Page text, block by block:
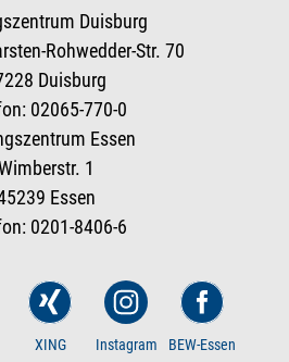
Duisburg
Rohwedder-Str. 70
Duisburg
02065-770-0
Essen
1
Essen
0201-8406-6
XING Instagram BEW-Essen